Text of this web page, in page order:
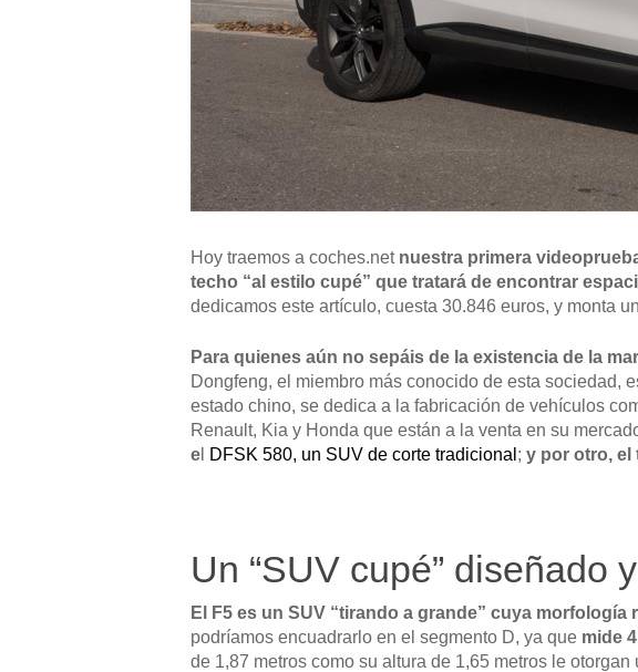
Hoy traemos a coches.net nuestra primera
techo “al estilo cupé” que tratará de encontrar
dedicamos este artículo, cuesta 30.846 euros, y monta
Para quienes aún no sepáis de la existencia de la
Dongfeng, el miembro más conocido de esta sociedad,
estado chino, se dedica a la fabricación de vehículos
Renault, Kia y Honda que están a la venta en su
e DFSK 580, un SUV de corte tradicional ; y por otro, el
Un “SUV cupé” diseñado
El F5 es un SUV “tirando a grande” cuya morfología
podríamos encuadrarlo en el segmento D, ya que mide
de 1,87 metros como su altura de 1,65 metros le